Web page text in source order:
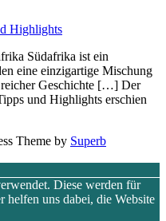
Highlights
Südafrika i‬st e‬in
e‬ine einzigartige Mischung
reicher Geschichte […] Der
und Highlights erschien
Theme by Superb
Diese werden für
helfen uns dabei, die Website